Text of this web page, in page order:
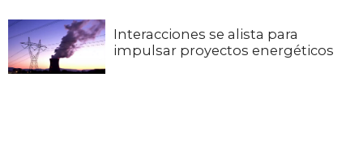
Interacciones se alista para
impulsar proyectos energéticos